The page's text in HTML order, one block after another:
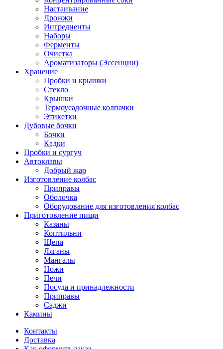
Настаивание
Дрожжи
Ингредиенты
Наборы
Ферменты
Очистка
Ароматизаторы (Эссенции)
Хранение
Пробки и крышки
Стекло
Крышки
Термоусадочные колпачки
Этикетки
Дубовые бочки
Бочки
Кадки
Пробки и сургуч
Автоклавы
Добрый жар
Изготовление колбас
Приправы
Оболочка
Оборудование для изготовления колбас
Приготовление пищи
Казаны
Коптильни
Щепа
Ляганы
Мангалы
Ножи
Печи
Посуда и принадлежности
Приправы
Саджи
Камины
Контакты
Доставка